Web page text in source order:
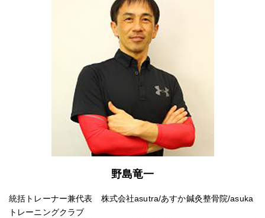
野島竜一
統括トレーナー兼代表 株式会社asutra/あすか鍼灸整骨院/asuka
トレーニングクラブ